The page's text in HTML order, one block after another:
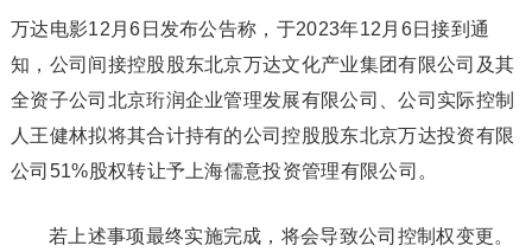
万达电影12月6日发布公告称，于2023年12月6日接到通
知，公司间接控股股东北京万达文化产业集团有限公司及其
全资子公司北京珩润企业管理发展有限公司、公司实际控制
人王健林拟将其合计持有的公司控股股东北京万达投资有限
公司51%股权转让予上海儒意投资管理有限公司。
若上述事项最终实施完成，将会导致公司控制权变更。